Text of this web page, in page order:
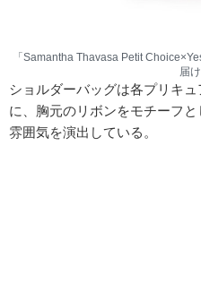
「Samantha Thavasa Petit
届け
ショルダーバッグは各プリキ
に、胸元のリボンをモチーフ
雰囲気を演出している。